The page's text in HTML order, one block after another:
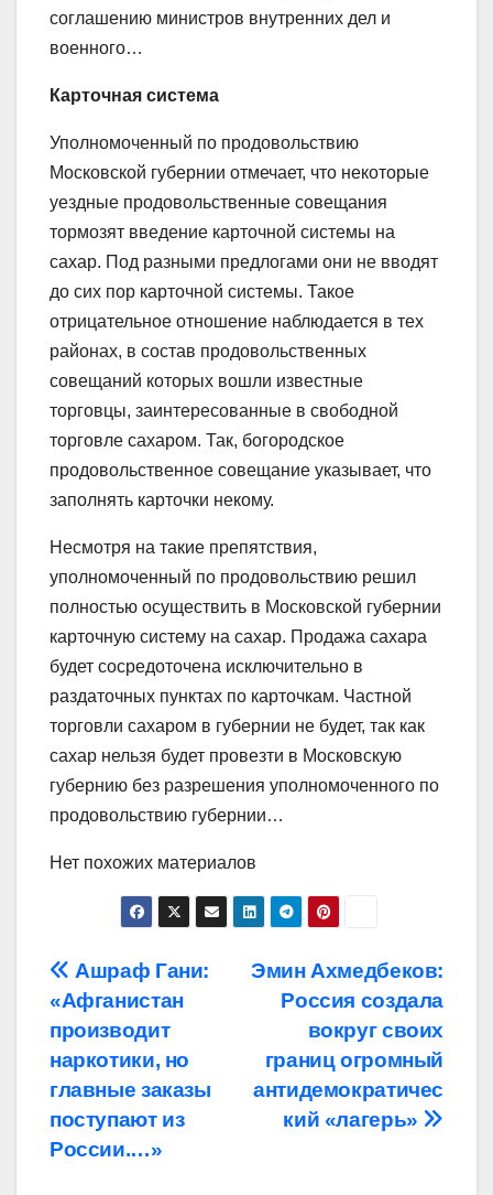
соглашению министров внутренних дел и
военного…
Карточная система
Уполномоченный по продовольствию
Московской губернии отмечает, что некоторые
уездные продовольственные совещания
тормозят введение карточной системы на
сахар. Под разными предлогами они не вводят
до сих пор карточной системы. Такое
отрицательное отношение наблюдается в тех
районах, в состав продовольственных
совещаний которых вошли известные
торговцы, заинтересованные в свободной
торговле сахаром. Так, богородское
продовольственное совещание указывает, что
заполнять карточки некому.
Несмотря на такие препятствия,
уполномоченный по продовольствию решил
полностью осуществить в Московской губернии
карточную систему на сахар. Продажа сахара
будет сосредоточена исключительно в
раздаточных пунктах по карточкам. Частной
торговли сахаром в губернии не будет, так как
сахар нельзя будет провезти в Московскую
губернию без разрешения уполномоченного по
продовольствию губернии…
Нет похожих материалов
Навигация
по
записям
Эмин Ахмедбеков:
Россия создала
вокруг своих
границ огромный
антидемократичес
кий «лагерь»
Ашраф Гани:
«Афганистан
производит
наркотики, но
главные заказы
поступают из
России.…»